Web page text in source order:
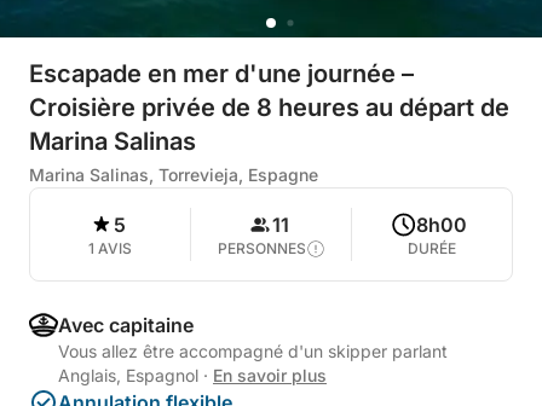
Escapade en mer d'une journée –
Croisière privée de 8 heures au départ de
Marina Salinas
Marina Salinas, Torrevieja, Espagne
5
1 AVIS
11
PERSONNES
8h00
DURÉE
Avec capitaine
Vous allez être accompagné d'un skipper parlant
Anglais, Espagnol · En savoir plus